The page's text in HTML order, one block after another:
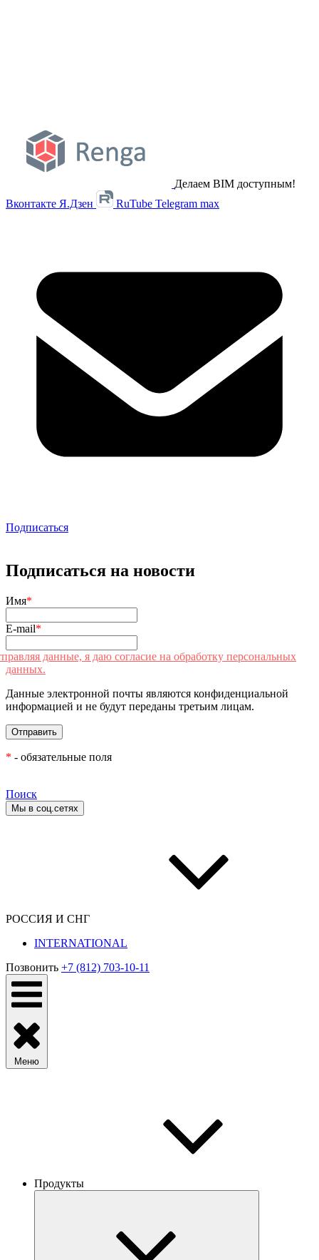
Делаем BIM доступным!
Вконтакте Я.Дзен RuTube Telegram max
Подписаться
Подписаться на новости
Имя*
E-mail*
данные, я даю согласие на обработку персональных
данных.
Данные электронной почты являются конфиденциальной
информацией и не будут переданы третьим лицам.
* - обязательные поля
Поиск
Мы в соц.сетях
РОССИЯ И СНГ
INTERNATIONAL
Позвонить +7 (812) 703-10-11
Меню
Продукты